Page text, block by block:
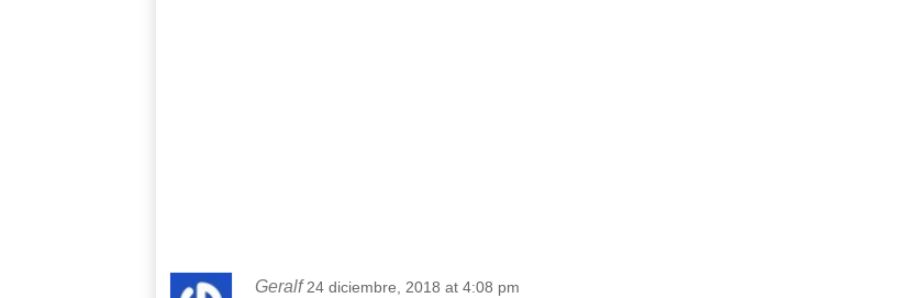
Geralf24 diciembre, 2018 at 4:08 pm